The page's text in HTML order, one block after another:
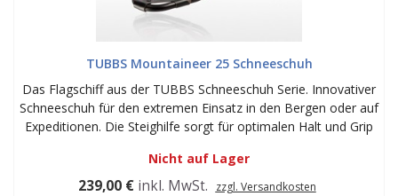
TUBBS Mountaineer 25 Schneeschuh
Das Flagschiff aus der TUBBS Schneeschuh Serie. Innovativer
Schneeschuh für den extremen Einsatz in den Bergen oder auf
Expeditionen. Die Steighilfe sorgt für optimalen Halt und Grip
Nicht auf Lager
239,00 € inkl. MwSt. zzgl. Versandkosten